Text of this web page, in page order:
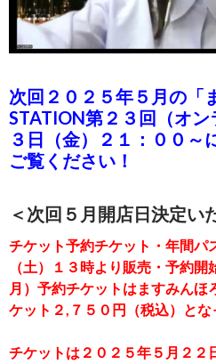
次回２０２５年５月の「
STATION第２３回（オン
３日（金）２１：００～
ご覧ください！
＜次回５月開店日決定い
チケット予約チケット・年間パ
（土）１３時より販売・予約
月）予約チケットはますみんほ
ケット２,７５０円（税込）とな
チケットは２０２５年５月２２